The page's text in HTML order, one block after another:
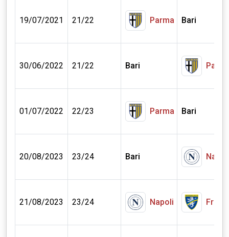
19/07/2021 21/22 Parma Bari
30/06/2022 21/22 Bari
01/07/2022 22/23 Parma Bari
20/08/2023 23/24 Bari
21/08/2023 23/24 Napoli